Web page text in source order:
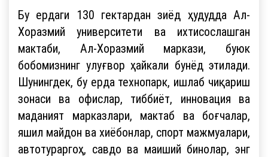
Бу ердаги 130 гектардан зиёд ҳудудда Ал-
Хоразмий университети ва ихтисослашган
мактаби, Ал-Хоразмий маркази, буюк
бобомизнинг улуғвор ҳайкали бунёд этилади.
Шунингдек, бу ерда технопарк, ишлаб чиқариш
зонаси ва офислар, тиббиёт, инновация ва
маданият марказлари, мактаб ва боғчалар,
яшил майдон ва хиёбонлар, спорт мажмуалари,
автотураргоҳ, савдо ва маиший бинолар, энг